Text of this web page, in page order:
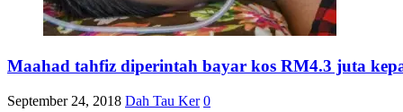
Maahad tahfiz diperintah bayar kos RM4.3 juta
September 24, 2018 Dah Tau Ker 0